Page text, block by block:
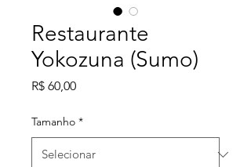
Restaurante
Yokozuna (Sumo)
R$ 60,00Preço
Tamanho *